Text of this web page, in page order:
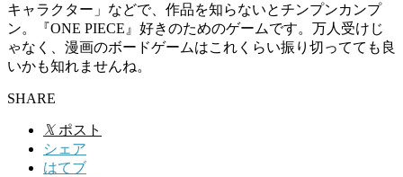
キャラクター」などで、作品を知らないとチンプンカンプ
ン。『ONE PIECE』好きのためのゲームです。万人受けじ
ゃなく、漫画のボードゲームはこれくらい振り切ってても良
いかも知れませんね。
SHARE
𝕏 ポスト
シェア
はてブ